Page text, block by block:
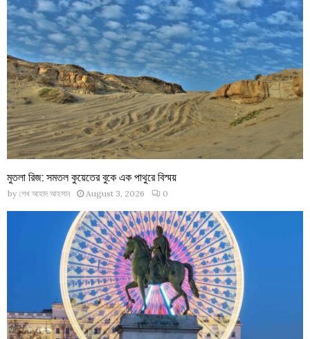
মুতলা রিজ: সমতল কুয়েতের বুকে এক পাথুরে বিস্ময়
by শেখ আহাদ আহসান August 3, 2026 0